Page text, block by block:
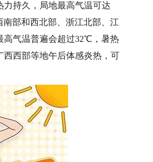
持久，局地最高气温可达
部和西北部、浙江北部、江
高气温普遍会超过32℃，暑热
西部等地午后体感炎热，可